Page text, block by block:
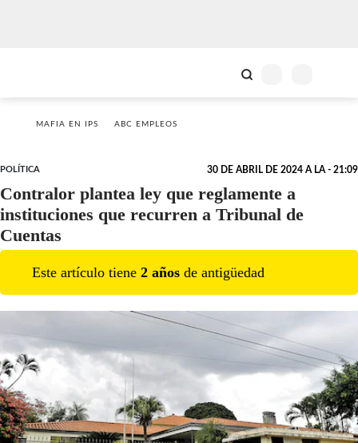
MAFIA EN IPS ABC EMPLEOS
POLÍTICA 30 DE ABRIL DE 2024 A LA - 21:09
Contralor plantea ley que reglamente a
instituciones que recurren a Tribunal de
Cuentas
Este artículo tiene 2 años de antigüedad